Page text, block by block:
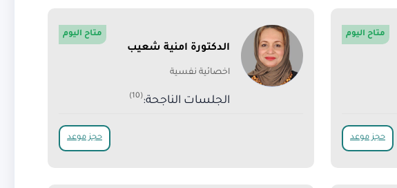
متاح اليوم
حجز موعد
الدكتورة امنية شعيب
اخصائية نفسية
الجلسات الناجحة:(10)
متاح اليوم
حجز موعد